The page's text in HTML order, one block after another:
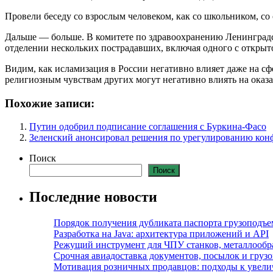
Провели беседу со взрослым человеком, как со школьником,
Дальше — больше. В комитете по здравоохранению
отделении нескольких пострадавших, включая одного с
Видим, как исламизация в России негативно влияет даже на
религиозным чувствам других могут негативно влиять на
Похожие записи:
Путин одобрил подписание соглашения с Буркина-Фасо
Зеленский анонсировал решения по урегулированию
Поиск
Поиск
Последние новости
Порядок получения дубликата паспорта
Разработка на Java: архитектура приложений и API
Режущий инструмент для ЧПУ станков,
Срочная авиадоставка документов, посылок и
Мотивация розничных продавцов: подходы к